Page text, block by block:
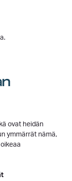
ovat heidän
ymmärrät nämä,